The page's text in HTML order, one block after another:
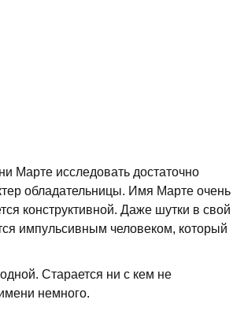
Марте исследовать достаточно
обладательницы. Имя Марте очень
конструктивной. Даже шутки в свой
импульсивным человеком, который
Старается ни с кем не
немного.